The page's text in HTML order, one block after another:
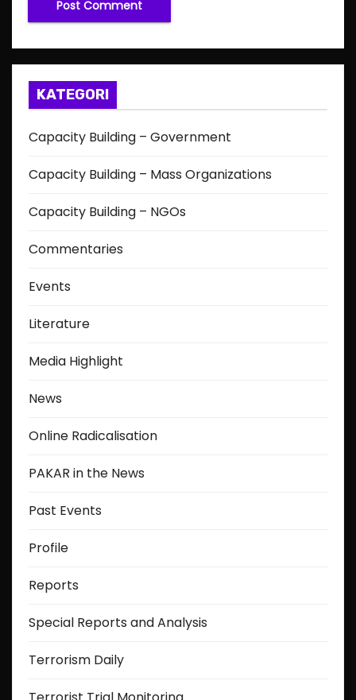
KATEGORI
Capacity Building – Government
Capacity Building – Mass Organizations
Capacity Building – NGOs
Commentaries
Events
Literature
Media Highlight
News
Online Radicalisation
PAKAR in the News
Past Events
Profile
Reports
Special Reports and Analysis
Terrorism Daily